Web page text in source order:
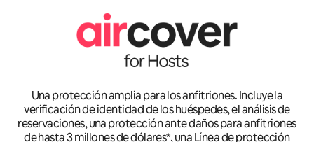
Una protección amplia para los anfitriones. Incluye la
verificación de identidad de los huéspedes, el análisis de
reservaciones, una protección ante daños para anfitriones
de hasta 3 millones de dólares*, una Línea de protección